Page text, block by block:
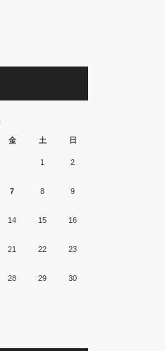
金 土 日
1 2
7 8 9
14 15 16
21 22 23
28 29 30